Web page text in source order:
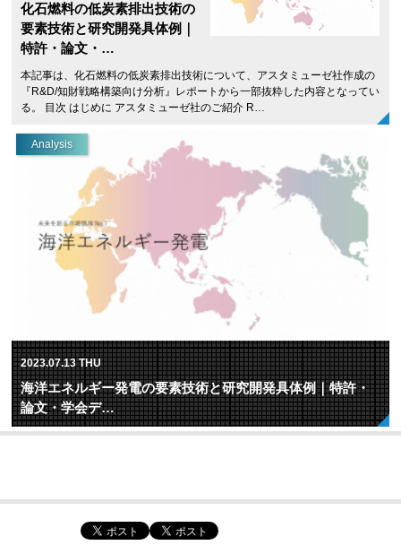
化石燃料の低炭素排出技術の
要素技術と研究開発具体例｜
特許・論文・…
本記事は、化石燃料の低炭素排出技術について、アスタミューゼ社作成の
『R&D/知財戦略構築向け分析』レポートから一部抜粋した内容となってい
る。 目次 はじめに アスタミューゼ社のご紹介 R…
Analysis
2023.07.13 THU
海洋エネルギー発電の要素技術と研究開発具体例｜特許・
論文・学会デ…